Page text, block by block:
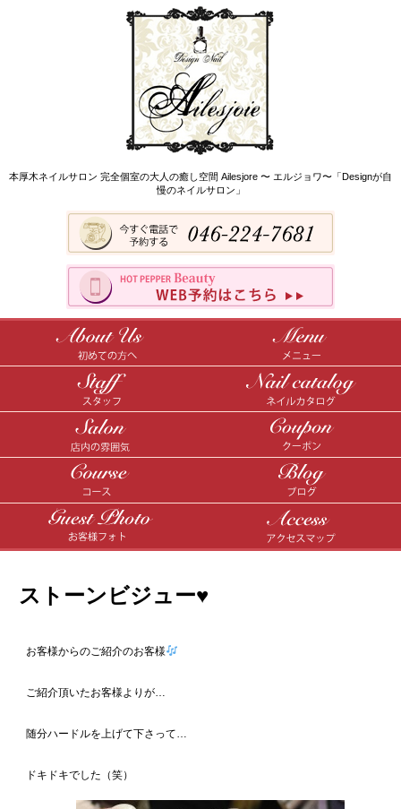
本厚木ネイルサロン 完全個室の大人の癒し空間 Ailesjore 〜 エルジョワ〜「Designが自
慢のネイルサロン」
ストーンビジュー♥️
お客様からのご紹介のお客様
ご紹介頂いたお客様よりが…
随分ハードルを上げて下さって…
ドキドキでした（笑）